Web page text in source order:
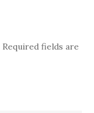
Required fields are